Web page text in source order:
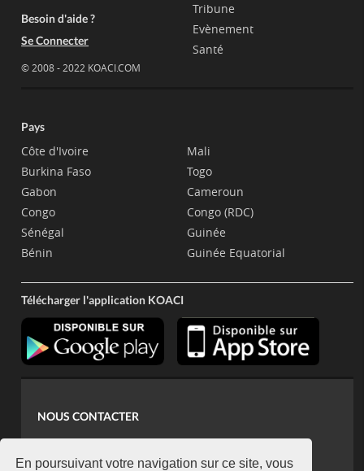
En poursuivant votre navigation sur ce site, vous
Besoin d'aide ?
Se Connecter
© 2008 - 2022 KOACI.COM
Tribune
Evènement
Santé
Pays
Côte d'Ivoire
Burkina Faso
Gabon
Congo
Sénégal
Bénin
Mali
Togo
Cameroun
Congo (RDC)
Guinée
Guinée Equatorial
Télécharger l'application KOACI
NOUS CONTACTER